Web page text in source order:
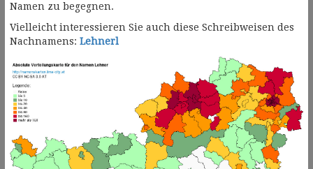
Namen zu begegnen.
Vielleicht interessieren Sie auch diese Schreibweisen des
Nachnamens: Lehnerl